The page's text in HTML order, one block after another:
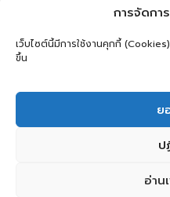
การจัดกา
เว็บไซต์นี้มีการใช้งานคุกกี้
ขึ้น
ย
ป
อ่าน
Content Creation &
Video Production
Copywriting